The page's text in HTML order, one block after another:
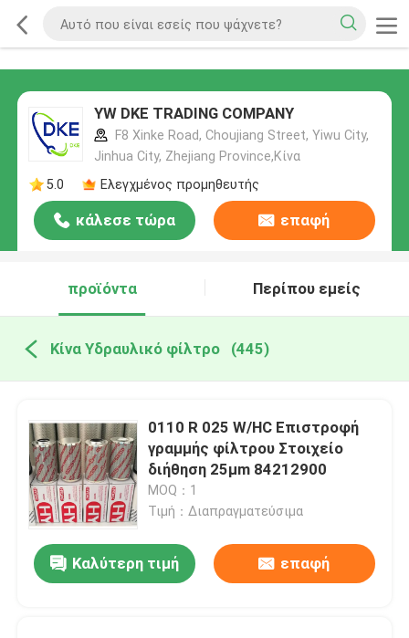
YW DKE TRADING COMPANY
F8 Xinke Road, Choujiang Street, Yiwu City,
Jinhua City, Zhejiang Province,Κίνα
5.0
Ελεγχμένος προμηθευτής
κάλεσε τώρα επαφή
προϊόντα Περίπου εμείς
Κίνα Υδραυλικό φίλτρο (445)
0110 R 025 W/HC Επιστροφή
γραμμής φίλτρου Στοιχείο
διήθηση 25μm 84212900
MOQ：1
Τιμή：Διαπραγματεύσιμα
Καλύτερη τιμή επαφή